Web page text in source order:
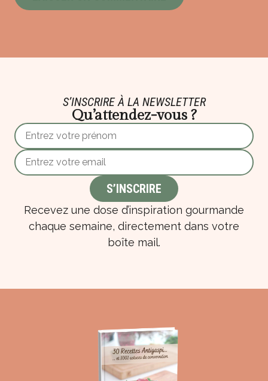
S’INSCRIRE À LA NEWSLETTER
Qu’attendez-vous ?
Recevez une dose d’inspiration gourmande
chaque semaine, directement dans votre
boîte mail.